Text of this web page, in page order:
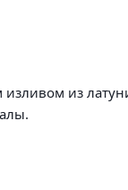
из